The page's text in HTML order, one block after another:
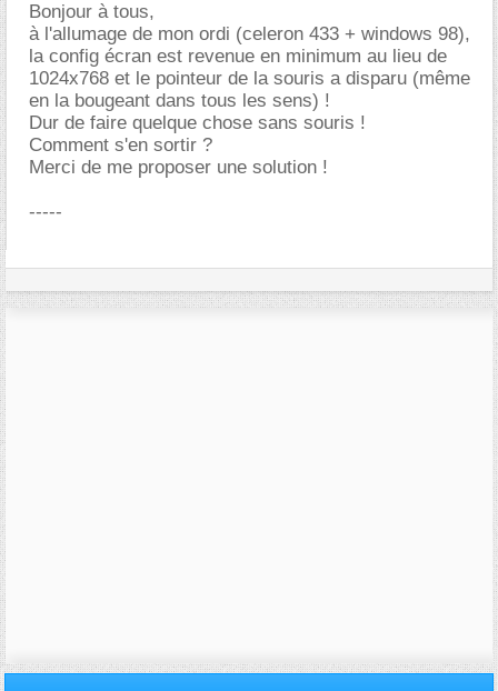
Bonjour à tous,
à l'allumage de mon ordi (celeron 433 + windows 98),
la config écran est revenue en minimum au lieu de
1024x768 et le pointeur de la souris a disparu (même
en la bougeant dans tous les sens) !
Dur de faire quelque chose sans souris !
Comment s'en sortir ?
Merci de me proposer une solution !
-----